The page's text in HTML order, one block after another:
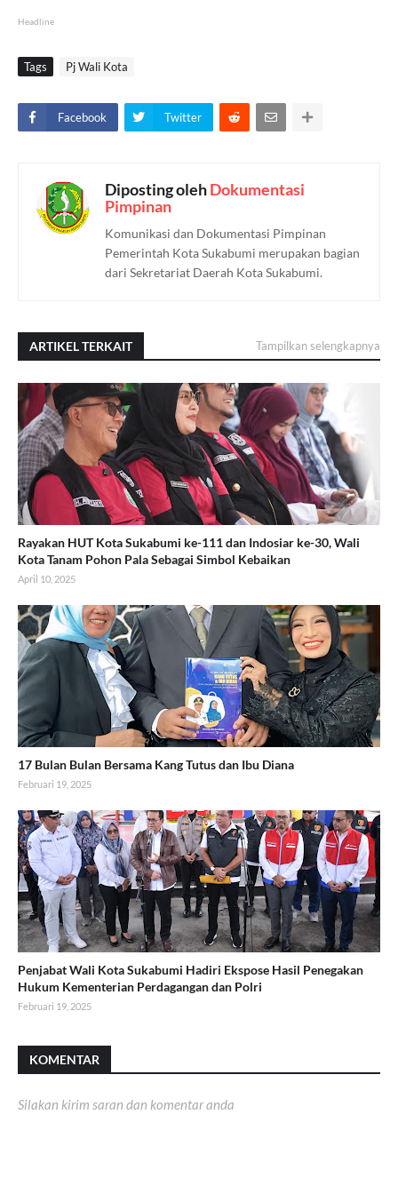
Headline
Tags Pj Wali Kota
Facebook Twitter
Diposting olehDokumentasi
Pimpinan
Komunikasi dan Dokumentasi Pimpinan
Pemerintah Kota Sukabumi merupakan bagian
dari Sekretariat Daerah Kota Sukabumi.
ARTIKEL TERKAIT Tampilkan selengkapnya
Rayakan HUT Kota Sukabumi ke-111 dan Indosiar ke-30, Wali
Kota Tanam Pohon Pala Sebagai Simbol Kebaikan
April 10, 2025
17 Bulan Bulan Bersama Kang Tutus dan Ibu Diana
Februari 19, 2025
Penjabat Wali Kota Sukabumi Hadiri Ekspose Hasil Penegakan
Hukum Kementerian Perdagangan dan Polri
Februari 19, 2025
KOMENTAR
Silakan kirim saran dan komentar anda